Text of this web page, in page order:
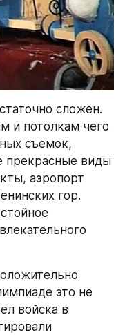
сложен.
и потолкам чего
съемок,
прекрасные виды
аэропорт
гор.
это не
войска в